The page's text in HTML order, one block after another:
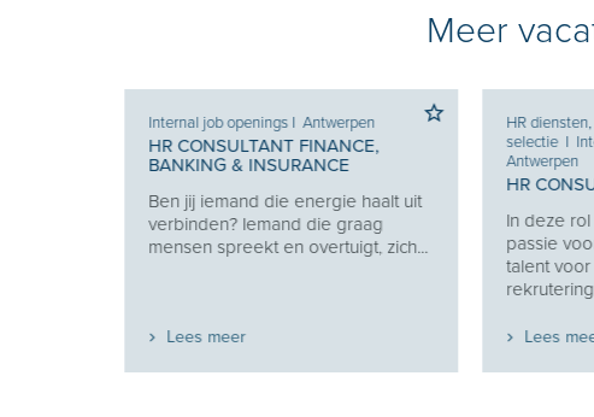
Meer
Internal job openingsI Antwerpen
HR CONSULTANT FINANCE,
BANKING & INSURANCE
Ben jij iemand die energie haalt uit
verbinden? Iemand die graag
mensen spreekt en overtuigt, zich...
Lees meer
HR diensten,
selectie I
Antwerpen
HR
In deze rol
passie voor
talent voor
rekrutering.
Lees meer